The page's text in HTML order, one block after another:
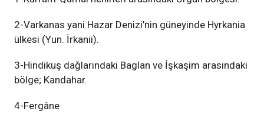
2-Varkanas yani Hazar Denizi’nin güneyinde Hyrkania
ülkesi (Yun. İrkanii).
3-Hindikuş dağlarındaki Baglan ve İşkaşim arasındaki
bölge; Kandahar.
4-Fergâne